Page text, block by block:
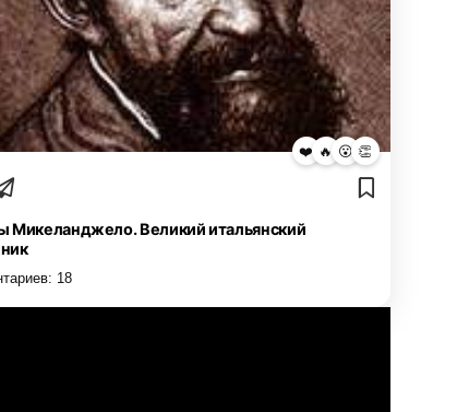
❤️ 🔥 😮 👏
Микеланджело. Великий итальянский
18